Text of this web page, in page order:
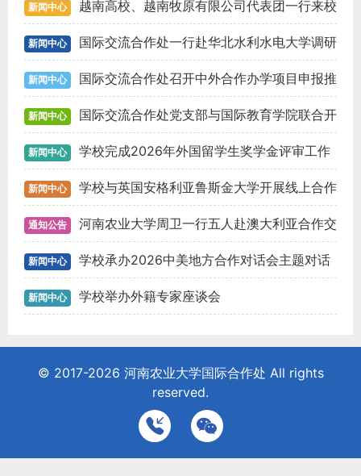
新闻中心 越南高校、越南牧原有限公司代表团一行来校
访问交流
新闻中心 国际交流合作处一行赴华北水利水电大学调研
新闻中心 国际交流合作处召开中外合作办学项目申报推
进会
新闻中心 国际交流合作处党支部与国际教育学院联合开
展主题党日活动
新闻中心 学校完成2026年外国留学生奖学金评审工作
新闻中心 学校与英国安格利亚鲁斯金大学开展线上合作
会谈
通知公告 河南农业大学周卫一行五人赴澳大利亚合作交
流团组信息公开公示表
新闻中心 学校承办2026中美地方合作对话会主题对话
新闻中心 学校举办外籍专家座谈会
© 2017-2026 河南农业大学国际合作处 All rights
reserved.